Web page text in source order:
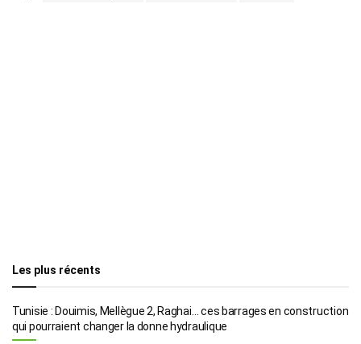
Les plus récents
Tunisie : Douimis, Mellègue 2, Raghai… ces barrages en construction
qui pourraient changer la donne hydraulique